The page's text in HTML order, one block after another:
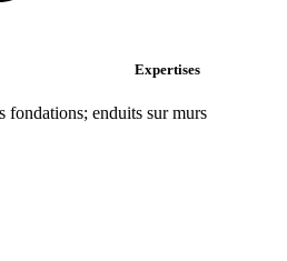
Expertises
fondations; enduits sur murs